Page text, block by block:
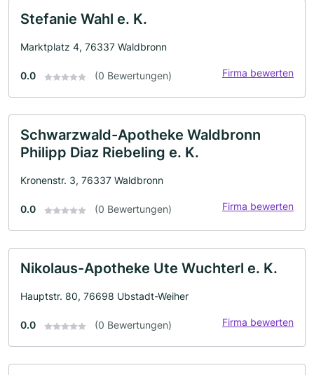
Stefanie Wahl e. K.
Marktplatz 4, 76337 Waldbronn
0.0 (0 Bewertungen) Firma bewerten
Schwarzwald-Apotheke Waldbronn
Philipp Diaz Riebeling e. K.
Kronenstr. 3, 76337 Waldbronn
0.0 (0 Bewertungen) Firma bewerten
Nikolaus-Apotheke Ute Wuchterl e. K.
Hauptstr. 80, 76698 Ubstadt-Weiher
0.0 (0 Bewertungen) Firma bewerten